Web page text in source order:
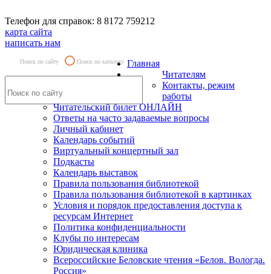
Телефон для справок: 8 8172 759212
карта сайта
написать нам
Поиск по сайту Поиск по каталогу Главная
Читателям
Контакты, режим
работы
Читательский билет ОНЛАЙН
Ответы на часто задаваемые вопросы
Личный кабинет
Календарь событий
Виртуальный концертный зал
Подкасты
Календарь выставок
Правила пользования библиотекой
Правила пользования библиотекой в картинках
Условия и порядок предоставления доступа к
ресурсам Интернет
Политика конфиденциальности
Клубы по интересам
Юридическая клиника
Всероссийские Беловские чтения «Белов. Вологда.
Россия»